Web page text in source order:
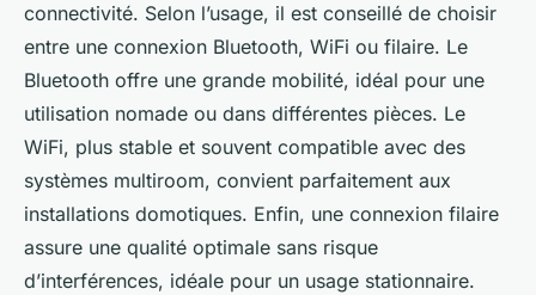
connectivité. Selon l’usage, il est conseillé de choisir
entre une connexion Bluetooth, WiFi ou filaire. Le
Bluetooth offre une grande mobilité, idéal pour une
utilisation nomade ou dans différentes pièces. Le
WiFi, plus stable et souvent compatible avec des
systèmes multiroom, convient parfaitement aux
installations domotiques. Enfin, une connexion filaire
assure une qualité optimale sans risque
d’interférences, idéale pour un usage stationnaire.